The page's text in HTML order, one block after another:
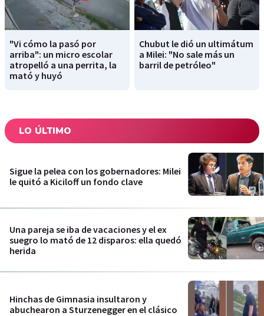
"Vi cómo la pasó por
arriba": un micro escolar
atropelló a una perrita, la
mató y huyó
Chubut le dió un ultimátum
a Milei: "No sale más un
barril de petróleo"
LO ÚLTIMO
Sigue la pelea con los gobernadores: Milei
le quitó a Kiciloff un fondo clave
Una pareja se iba de vacaciones y el ex
suegro lo mató de 12 disparos: ella quedó
herida
Hinchas de Gimnasia insultaron y
abuchearon a Sturzenegger en el clásico